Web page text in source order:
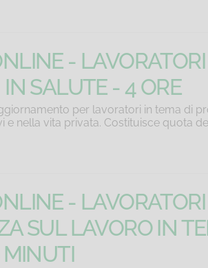
-
SALUTE - 4 ORE
per lavoratori in tema di
e nella vita privata. Costituisce quota
-
SUL LAVORO IN
MINUTI